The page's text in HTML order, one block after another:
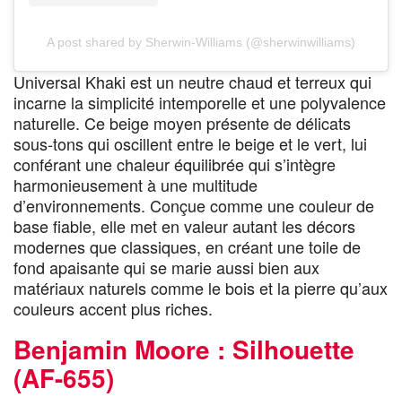
A post shared by Sherwin-Williams (@sherwinwilliams)
Universal Khaki est un neutre chaud et terreux qui
incarne la simplicité intemporelle et une polyvalence
naturelle. Ce beige moyen présente de délicats
sous-tons qui oscillent entre le beige et le vert, lui
conférant une chaleur équilibrée qui s’intègre
harmonieusement à une multitude
d’environnements. Conçue comme une couleur de
base fiable, elle met en valeur autant les décors
modernes que classiques, en créant une toile de
fond apaisante qui se marie aussi bien aux
matériaux naturels comme le bois et la pierre qu’aux
couleurs accent plus riches.
Benjamin Moore : Silhouette
(AF-655)